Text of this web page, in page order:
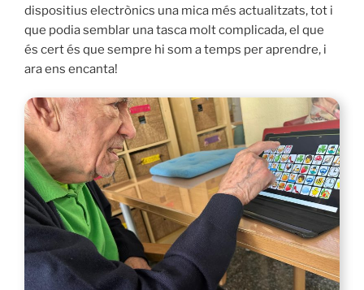
dispositius electrònics una mica més actualitzats, tot i
que podia semblar una tasca molt complicada, el que
és cert és que sempre hi som a temps per aprendre, i
ara ens encanta!